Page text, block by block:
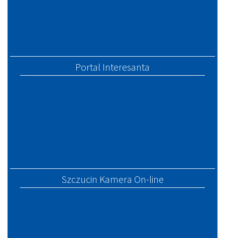
Portal Interesanta
Szczucin Kamera On-line